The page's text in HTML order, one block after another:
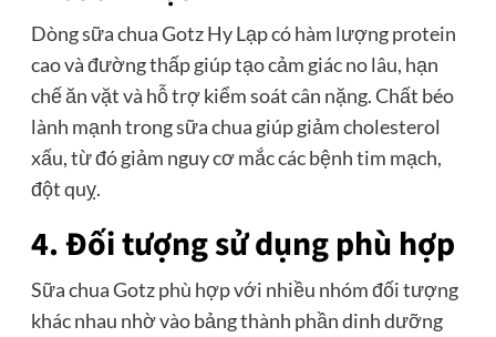
Dòng sữa chua Gotz Hy Lạp có hàm lượng protein
cao và đường thấp giúp tạo cảm giác no lâu, hạn
chế ăn vặt và hỗ trợ kiểm soát cân nặng. Chất béo
lành mạnh trong sữa chua giúp giảm cholesterol
xấu, từ đó giảm nguy cơ mắc các bệnh tim mạch,
đột quỵ.
4. Đối tượng sử dụng phù hợp
Sữa chua Gotz phù hợp với nhiều nhóm đối tượng
khác nhau nhờ vào bảng thành phần dinh dưỡng